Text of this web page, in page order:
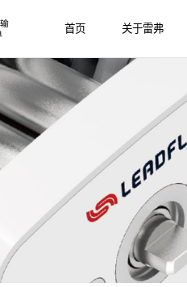
首页 关于雷弗